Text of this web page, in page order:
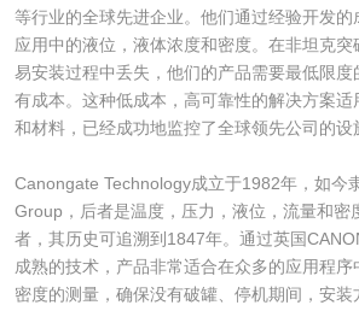
等行业的全球先进企业。他们通过经验开发
应用中的液位，液体浓度和密度。在非坦克
易安装过程中丢失，他们的产品需要最低限
有成本。这种低成本，高可靠性的解决方案
和材料，已经成功地监控了全球领先公司的设
Canongate Technology成立于1982年，如今
Group，后者是温度，压力，液位，流量和密
者，其历史可追溯到1847年。通过英国
成熟的技术，产品非常适合在众多的应用程
密度的测量，确保没有破罐、停机期间，安